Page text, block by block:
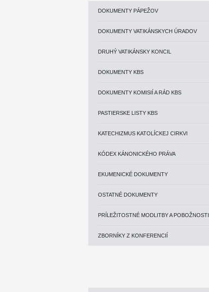
DOKUMENTY PÁPEŽOV
DOKUMENTY VATIKÁNSKYCH ÚRADOV
DRUHÝ VATIKÁNSKY KONCIL
DOKUMENTY KBS
DOKUMENTY KOMISIÍ A RÁD KBS
PASTIERSKE LISTY KBS
KATECHIZMUS KATOLÍCKEJ CIRKVI
KÓDEX KÁNONICKÉHO PRÁVA
EKUMENICKÉ DOKUMENTY
OSTATNÉ DOKUMENTY
PRÍLEŽITOSTNÉ MODLITBY A POBOŽNOSTI
ZBORNÍKY Z KONFERENCIÍ